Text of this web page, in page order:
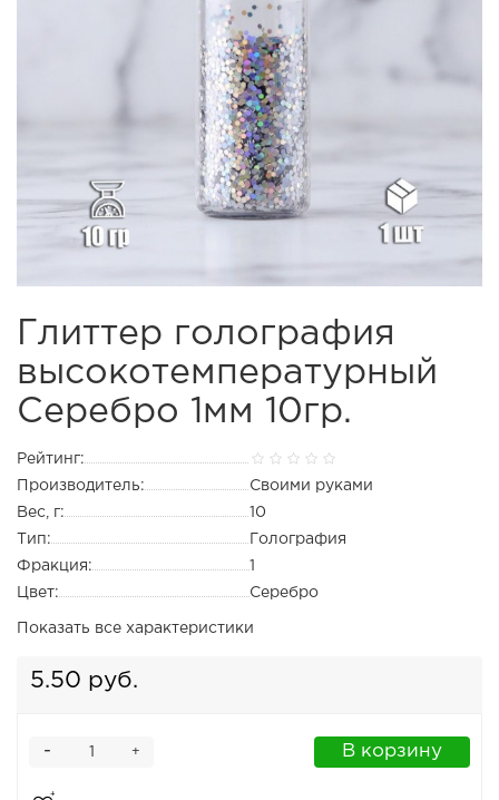
Глиттер голография
высокотемпературный
Серебро 1мм 10гр.
Рейтинг:
Производитель:
Своими руками
Вес, г:
10
Тип:
Голография
Фракция:
1
Цвет:
Серебро
Показать все характеристики
5.50 руб.
+
- В корзину